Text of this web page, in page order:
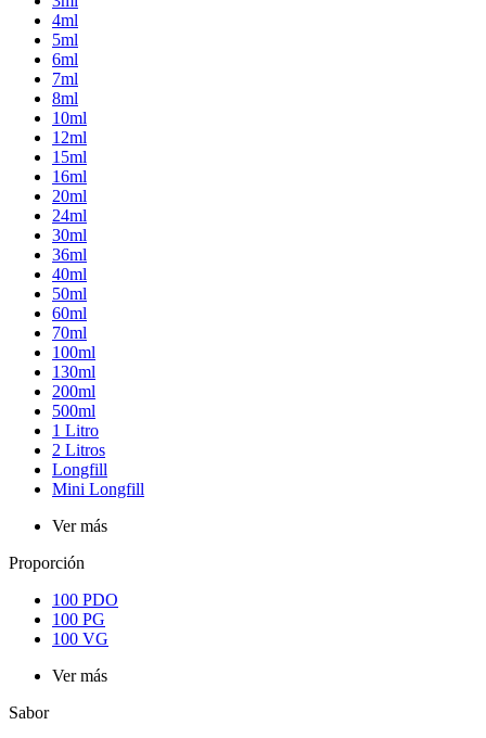
4ml
5ml
6ml
7ml
8ml
10ml
12ml
15ml
16ml
20ml
24ml
30ml
36ml
40ml
50ml
60ml
70ml
100ml
130ml
200ml
500ml
1 Litro
2 Litros
Longfill
Mini Longfill
Ver más
Proporción
100 PDO
100 PG
100 VG
Ver más
Sabor